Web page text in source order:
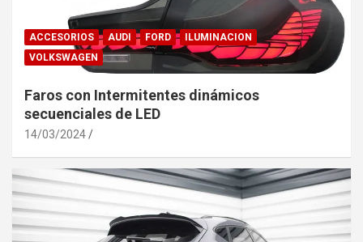
ACCESORIOS AUDI FORD
ILUMINACION
VOLKSWAGEN
Faros con Intermitentes dinámicos
secuenciales de LED
14/03/2024